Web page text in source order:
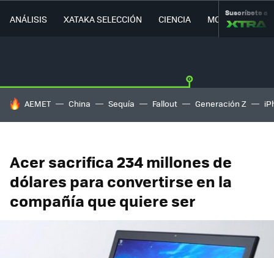
ANÁLISIS XATAKA SELECCIÓN CIENCIA MOVILIDAD
Suscríbete a
HOY SE HABLA DE
AEMET China Sequía Fallout Generación Z
Acer sacrifica 234 millones de
dólares para convertirse en la
compañía que quiere ser